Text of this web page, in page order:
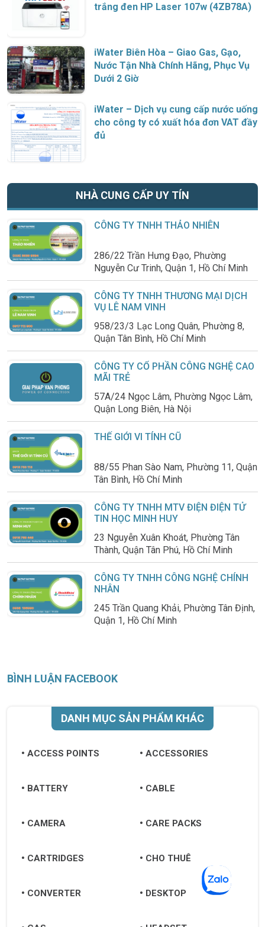
trắng đen HP Laser 107w (4ZB78A)
iWater Biên Hòa – Giao Gas, Gạo,
Nước Tận Nhà Chính Hãng, Phục Vụ
Dưới 2 Giờ
iWater – Dịch vụ cung cấp nước uống
cho công ty có xuất hóa đơn VAT đầy
đủ
NHÀ CUNG CẤP UY TÍN
CÔNG TY TNHH THẢO NHIÊN
286/22 Trần Hưng Đạo, Phường
Nguyễn Cư Trinh, Quận 1, Hồ Chí Minh
CÔNG TY TNHH THƯƠNG MẠI DỊCH
VỤ LÊ NAM VINH
958/23/3 Lạc Long Quân, Phường 8,
Quận Tân Bình, Hồ Chí Minh
CÔNG TY CỔ PHẦN CÔNG NGHỆ CAO
MÃI TRẺ
57A/24 Ngọc Lâm, Phường Ngọc Lâm,
Quận Long Biên, Hà Nội
THẾ GIỚI VI TÍNH CŨ
88/55 Phan Sào Nam, Phường 11, Quận
Tân Bình, Hồ Chí Minh
CÔNG TY TNHH MTV ĐIỆN ĐIỆN TỬ
TIN HỌC MINH HUY
23 Nguyễn Xuân Khoát, Phường Tân
Thành, Quận Tân Phú, Hồ Chí Minh
CÔNG TY TNHH CÔNG NGHỆ CHÍNH
NHÂN
245 Trần Quang Khải, Phường Tân Định,
Quận 1, Hồ Chí Minh
BÌNH LUẬN FACEBOOK
DANH MỤC SẢN PHẨM KHÁC
ACCESS POINTS ACCESSORIES
BATTERY CABLE
CAMERA CARE PACKS
CARTRIDGES CHO THUÊ
CONVERTER DESKTOP